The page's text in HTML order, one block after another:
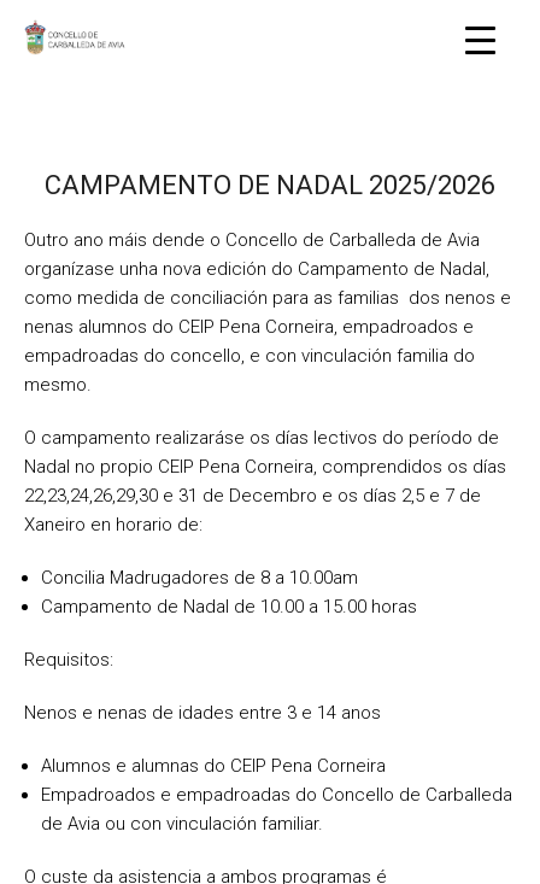
CAMPAMENTO DE NADAL 2025/2026
Outro ano máis dende o Concello de Carballeda de Avia
organízase unha nova edición do Campamento de Nadal,
como medida de conciliación para as familias dos nenos e
nenas alumnos do CEIP Pena Corneira, empadroados e
empadroadas do concello, e con vinculación familia do
mesmo.
O campamento realizaráse os días lectivos do período de
Nadal no propio CEIP Pena Corneira, comprendidos os días
22,23,24,26,29,30 e 31 de Decembro e os días 2,5 e 7 de
Xaneiro en horario de:
Concilia Madrugadores de 8 a 10.00am
Campamento de Nadal de 10.00 a 15.00 horas
Requisitos:
Nenos e nenas de idades entre 3 e 14 anos
Alumnos e alumnas do CEIP Pena Corneira
Empadroados e empadroadas do Concello de Carballeda
de Avia ou con vinculación familiar.
O custe da asistencia a ambos programas é